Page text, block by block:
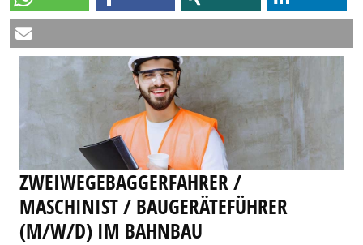
ZWEIWEGEBAGGERFAHRER /
MASCHINIST / BAUGERÄTEFÜHRER
(M/W/D) IM BAHNBAU